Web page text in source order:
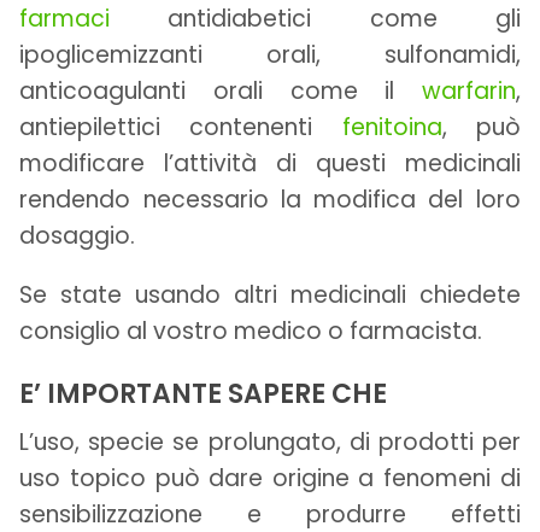
farmaci antidiabetici come gli
ipoglicemizzanti orali, sulfonamidi,
anticoagulanti orali come il warfarin,
antiepilettici contenenti fenitoina, può
modificare l’attività di questi medicinali
rendendo necessario la modifica del loro
dosaggio.
Se state usando altri medicinali chiedete
consiglio al vostro medico o farmacista.
E’ IMPORTANTE SAPERE CHE
L’uso, specie se prolungato, di prodotti per
uso topico può dare origine a fenomeni di
sensibilizzazione e produrre effetti